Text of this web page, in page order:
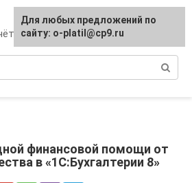
финансовой помощи от
в «1С:Бухгалтерии 8»
Для любых предложений по
сайту: o-platil@cp9.ru